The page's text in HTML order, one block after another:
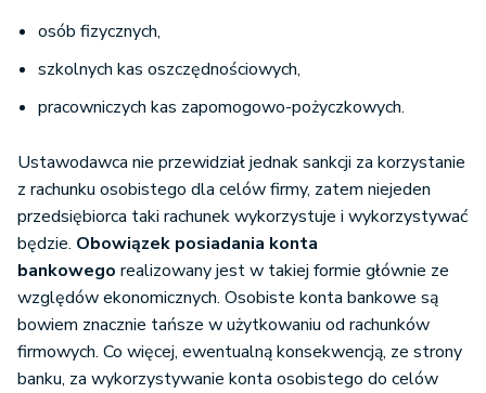
osób fizycznych,
szkolnych kas oszczędnościowych,
pracowniczych kas zapomogowo-pożyczkowych.
Ustawodawca nie przewidział jednak sankcji za korzystanie
z rachunku osobistego dla celów firmy, zatem niejeden
przedsiębiorca taki rachunek wykorzystuje i wykorzystywać
będzie. Obowiązek posiadania konta
bankowego realizowany jest w takiej formie głównie ze
względów ekonomicznych. Osobiste konta bankowe są
bowiem znacznie tańsze w użytkowaniu od rachunków
firmowych. Co więcej, ewentualną konsekwencją, ze strony
banku, za wykorzystywanie konta osobistego do celów